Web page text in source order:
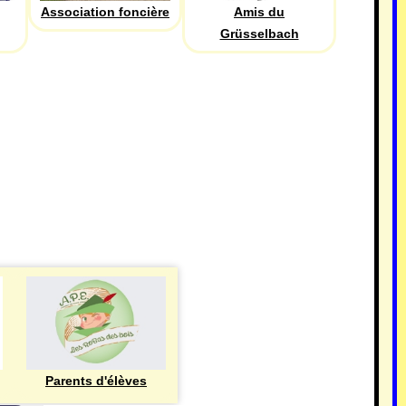
Association foncière
Amis du
Grüsselbach
Parents d'élèves